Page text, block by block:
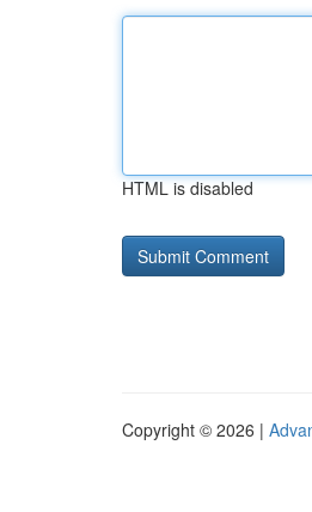
HTML is disabled
Copyright © 2026 |